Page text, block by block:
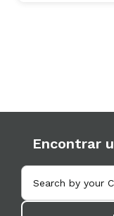
Encontrar